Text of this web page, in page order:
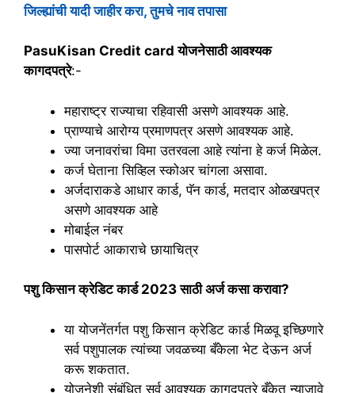
जिल्ह्यांची यादी जाहीर करा, तुमचे नाव तपासा
PasuKisan Credit card योजनेसाठी आवश्यक
कागदपत्रे:-
महाराष्ट्र राज्याचा रहिवासी असणे आवश्यक आहे.
प्राण्याचे आरोग्य प्रमाणपत्र असणे आवश्यक आहे.
ज्या जनावरांचा विमा उतरवला आहे त्यांना हे कर्ज मिळेल.
कर्ज घेताना सिव्हिल स्कोअर चांगला असावा.
अर्जदाराकडे आधार कार्ड, पॅन कार्ड, मतदार ओळखपत्र
असणे आवश्यक आहे
मोबाईल नंबर
पासपोर्ट आकाराचे छायाचित्र
पशु किसान क्रेडिट कार्ड 2023 साठी अर्ज कसा करावा?
या योजनेंतर्गत पशु किसान क्रेडिट कार्ड मिळवू इच्छिणारे
सर्व पशुपालक त्यांच्या जवळच्या बँकेला भेट देऊन अर्ज
करू शकतात.
योजनेशी संबंधित सर्व आवश्यक कागदपत्रे बँकेत न्याजावे